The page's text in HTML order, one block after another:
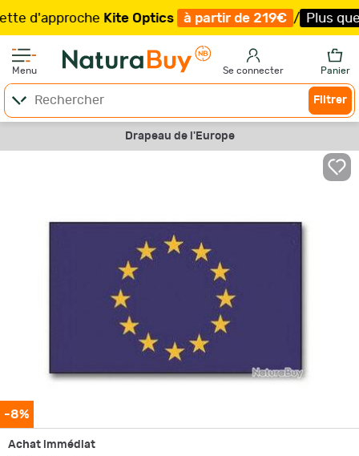
Kite Optics à partir de 219€ / Plus que 19
Menu Se connecter Panier
Filtrer
Drapeau de l'Europe
-8%
Achat immédiat